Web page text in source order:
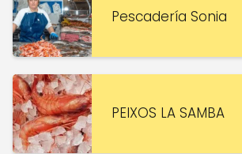
Pescadería Sonia
PEIXOS LA SAMBA